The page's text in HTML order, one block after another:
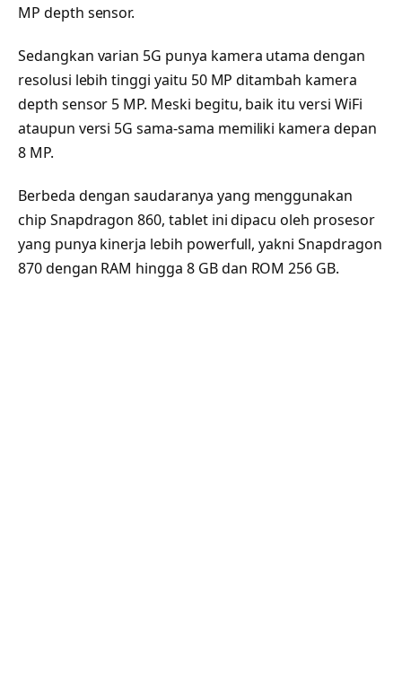
MP depth sensor.
Sedangkan varian 5G punya kamera utama dengan
resolusi lebih tinggi yaitu 50 MP ditambah kamera
depth sensor 5 MP. Meski begitu, baik itu versi WiFi
ataupun versi 5G sama-sama memiliki kamera depan
8 MP.
Berbeda dengan saudaranya yang menggunakan
chip Snapdragon 860, tablet ini dipacu oleh prosesor
yang punya kinerja lebih powerfull, yakni Snapdragon
870 dengan RAM hingga 8 GB dan ROM 256 GB.